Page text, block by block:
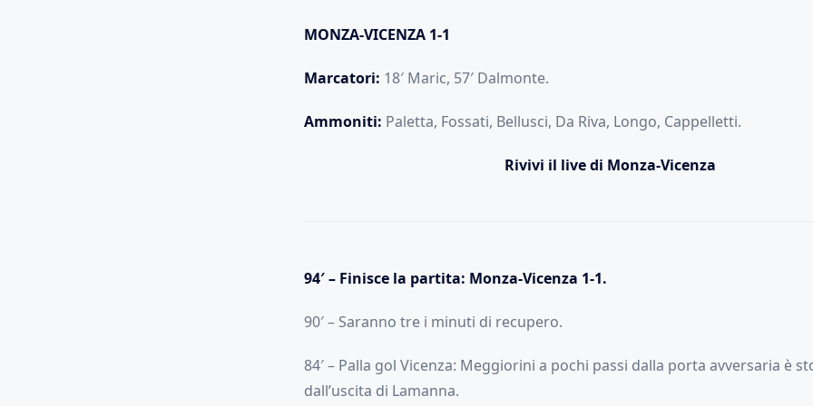
MONZA-VICENZA 1-1
Marcatori: 18′ Maric, 57′ Dalmonte.
Ammoniti: Paletta, Fossati, Bellusci, Da Riva, Longo, Cappelletti.
Rivivi il live di Monza-Vicenza
94′ – Finisce la partita: Monza-Vicenza 1-1.
90′ – Saranno tre i minuti di recupero.
84′ – Palla gol Vicenza: Meggiorini a pochi passi dalla porta avversaria è
dall’uscita di Lamanna.